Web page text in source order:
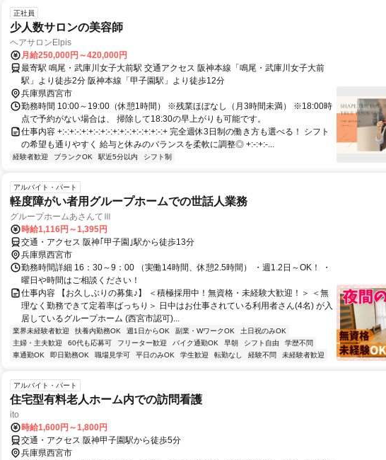
正社員
少人数サロンの美容師
ヘアサロンElpis
月給250,000円～420,000円
最寄駅 鳴尾・武庫川女子大前駅 交通アクセス 阪神本線「鳴尾・武庫川女子大前
駅」より徒歩2分 阪神本線「甲子園駅」より徒歩12分
兵庫県西宮市
勤務時間 10:00～19:00（休憩1時間） ※残業ほぼなし（月3時間未満） ※18:00時
点で予約がない場合は、 掃除して18:30の早上がりも可能です。
仕事内容 +:-:+:-:+:+:-:+:-:+:+:-:+:-:+:+:-:+ 完全週休3日制の働き方も選べる！ シフト
の希望も通りやすく 給与と休みのバランスを柔軟に調整◎ +:-:+:-...
経験者歓迎 ブランクOK 駅近5分以内 シフト制
アルバイト・パート
軽度障がい者用グループホームでの世話人業務
グループホームあさんてⅢ
時給1,116円～1,395円
交通・アクセス 阪神｢甲子園｣駅から徒歩13分
兵庫県西宮市
勤務時間詳細 16：30～9：00 （実働14時間、休憩2.5時間） ・週1.2日～OK！ ・
曜日や時間はご相談ください！
仕事内容 【お久しぶりの募集♪】 ＜積極採用中！無資格・未経験大歓迎！＞ ＜無
理なく勤務できて定着率ばっちり＞ 日中はお仕事されている利用者さん(4名) が入
居しているグループホーム (西宮市認可)...
業界未経験者歓迎 扶養内勤務OK 週1日からOK 副業・WワークOK
土日祝のみOK
主婦・主夫歓迎
60代も応募可 フリーター歓迎 バイク通勤OK 早朝 シフト自由
学歴不問
車通勤OK
即日勤務OK 職場見学可 平日のみOK 学生歓迎 転勤なし 経験不問 未経験者歓迎
アルバイト・パート
住宅型有料老人ホーム内での訪問看護
ito
時給1,600円～1,800円
交通・アクセス 阪神甲子園駅から徒歩5分
兵庫県西宮市